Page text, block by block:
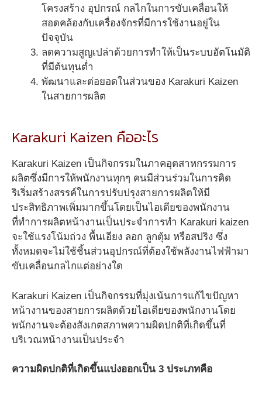
โครงสร้าง อุปกรณ์ กลไกในการขับเคลื่อนให้
สอดคล้องกับเครื่องจักรที่มีการใช้งานอยู่ใน
ปัจจุบัน
ลดความสูญเปล่าด้วยการทำให้เป็นระบบอัตโนมัติ
ที่มีต้นทุนต่ำ
พัฒนาและต่อยอดในส่วนของ Karakuri Kaizen
ในสายการผลิต
Karakuri Kaizen คืออะไร
Karakuri Kaizen เป็นกิจกรรมในภาคอุตสาหกรรมการ
ผลิตซึ่งมีการให้พนักงานทุกๆ คนมีส่วนร่วมในการคิด
ริเริ่มสร้างสรรค์ในการปรับปรุงสายการผลิตให้มี
ประสิทธิภาพเพิ่มมากขึ้นโดยเป็นไอเดียของพนักงาน
ที่ทำการผลิตหน้างานเป็นประจำการทำ Karakuri kaizen
จะใช้แรงโน้มถ่วง พื้นเอียง ลอก ลูกตุ้ม หรือสปริง ซึ่ง
ทั้งหมดจะไม่ใช้ชิ้นส่วนอุปกรณ์ที่ต้องใช้พลังงานไฟฟ้ามา
ขับเคลื่อนกลไกแต่อย่างใด
Karakuri Kaizen เป็นกิจกรรมที่มุ่งเน้นการแก้ไขปัญหา
หน้างานของสายการผลิตด้วยไอเดียของพนักงานโดย
พนักงานจะต้องสังเกตสภาพความผิดปกติที่เกิดขึ้นที่
บริเวณหน้างานเป็นประจำ
ความผิดปกติที่เกิดขึ้นแบ่งออกเป็น 3 ประเภทคือ